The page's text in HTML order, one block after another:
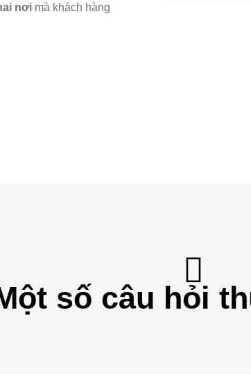
nơimà khách hàng
số câu hỏi